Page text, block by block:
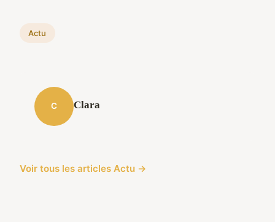
Actu
C Clara
Voir tous les articles Actu →